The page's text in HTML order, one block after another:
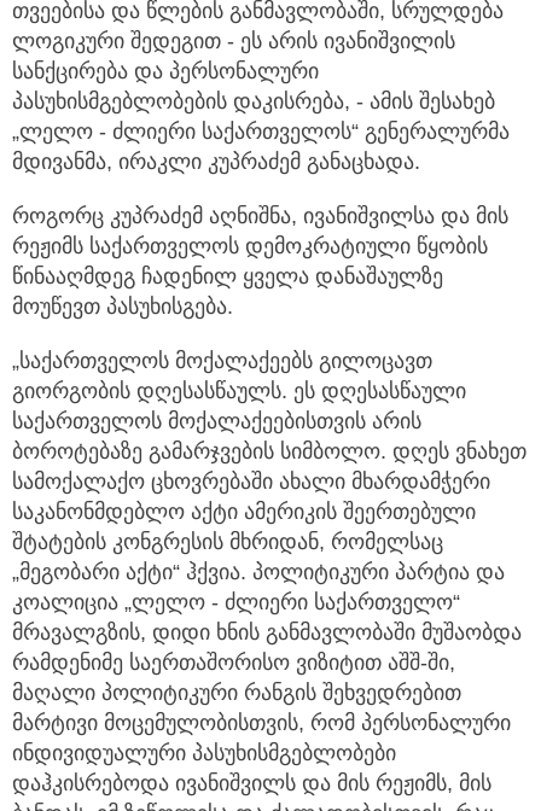
თვეებისა და წლების განმავლობაში, სრულდება
ლოგიკური შედეგით - ეს არის ივანიშვილის
სანქცირება და პერსონალური
პასუხისმგებლობების დაკისრება, - ამის შესახებ
„ლელო - ძლიერი საქართველოს“ გენერალურმა
მდივანმა, ირაკლი კუპრაძემ განაცხადა.
როგორც კუპრაძემ აღნიშნა, ივანიშვილსა და მის
რეჟიმს საქართველოს დემოკრატიული წყობის
წინააღმდეგ ჩადენილ ყველა დანაშაულზე
მოუწევთ პასუხისგება.
„საქართველოს მოქალაქეებს გილოცავთ
გიორგობის დღესასწაულს. ეს დღესასწაული
საქართველოს მოქალაქეებისთვის არის
ბოროტებაზე გამარჯვების სიმბოლო. დღეს ვნახეთ
სამოქალაქო ცხოვრებაში ახალი მხარდამჭერი
საკანონმდებლო აქტი ამერიკის შეერთებული
შტატების კონგრესის მხრიდან, რომელსაც
„მეგობარი აქტი“ ჰქვია. პოლიტიკური პარტია და
კოალიცია „ლელო - ძლიერი საქართველო“
მრავალგზის, დიდი ხნის განმავლობაში მუშაობდა
რამდენიმე საერთაშორისო ვიზიტით აშშ-ში,
მაღალი პოლიტიკური რანგის შეხვედრებით
მარტივი მოცემულობისთვის, რომ პერსონალური
ინდივიდუალური პასუხისმგებლობები
დაჰკისრებოდა ივანიშვილს და მის რეჟიმს, მის